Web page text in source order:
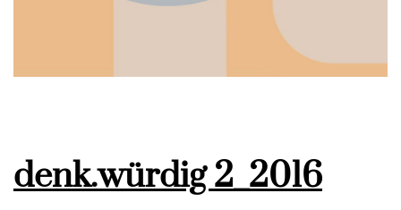
denk.würdig 2_2016